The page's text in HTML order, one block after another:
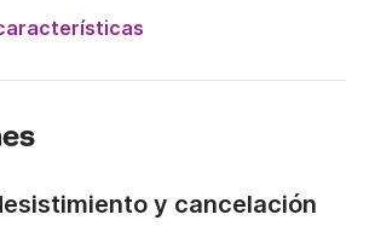
50CV
y cancelación